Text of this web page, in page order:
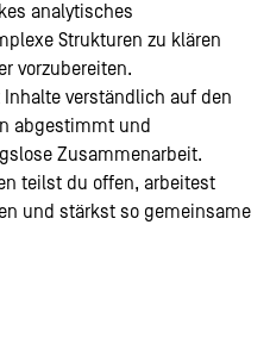
analytisches
Strukturen zu klären
vorzubereiten.
Inhalte verständlich auf den
abgestimmt und
Zusammenarbeit.
teilst du offen, arbeitest
und stärkst so gemeinsame